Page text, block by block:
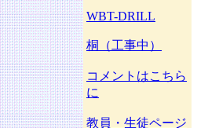
WBT-DRILL
桐（工事中）
コメントはこちら
に
教員・生徒ページ